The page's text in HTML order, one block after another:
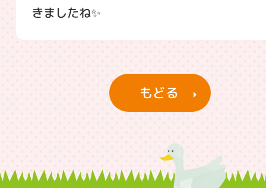
きましたね✨
もどる